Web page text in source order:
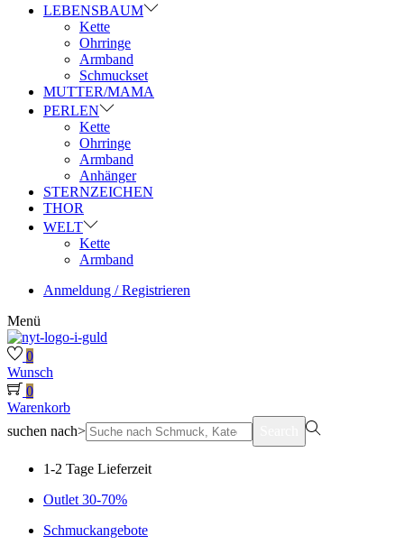
LEBENSBAUM
Kette
Ohrringe
Armband
Schmuckset
MUTTER/MAMA
PERLEN
Kette
Ohrringe
Armband
Anhänger
STERNZEICHEN
THOR
WELT
Kette
Armband
Anmeldung / Registrieren
Menü
0
Wunsch
0
Warenkorb
suchen nach>
1-2 Tage Lieferzeit
Outlet 30-70%
Schmuckangebote